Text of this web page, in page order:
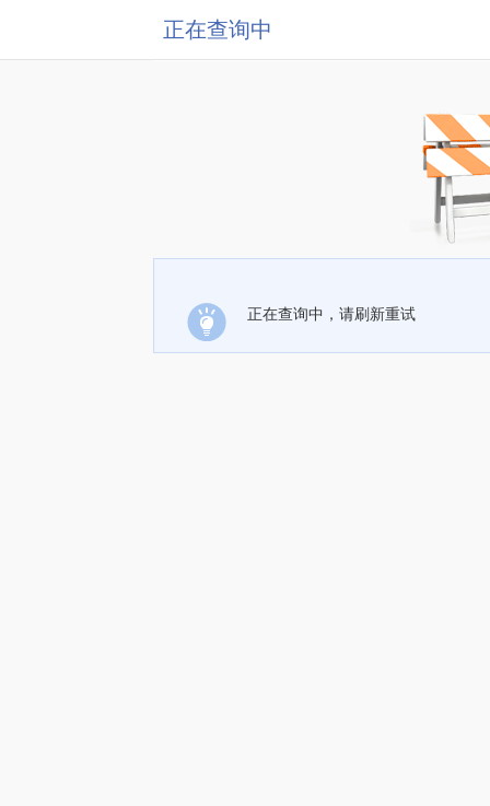
正在查询中
正在查询中，请刷新重试